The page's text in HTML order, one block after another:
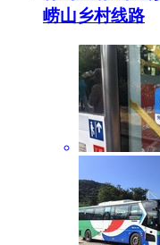
古柏苍劲千年，凌
风雨依旧繁茂绚烂，既